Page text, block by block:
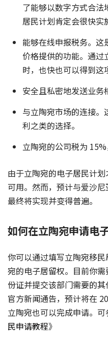
了能够以数字方式合
居民计划肯定会很快实
能够在线申报税务。这
价格提供的功能。通过
时，也快也可以得到这
安全且私密地发送业务
与立陶宛市场的连接。
利之类的选择。
立陶宛的公司税为
由于立陶宛的电子居民计
可用。然而，预计与爱沙
最终将实现并变得普遍。
如何在立陶宛申请电
你可以通过填写立陶宛移
宛的电子居留权。目前你
份证并提交该部门需要的
官方新闻通告，预计将在
立陶宛也可以完成申请。
民申请教程》